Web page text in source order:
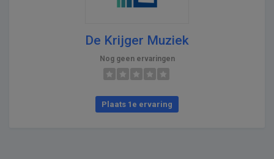
De Krijger Muziek
Nog geen ervaringen
Plaats 1e ervaring